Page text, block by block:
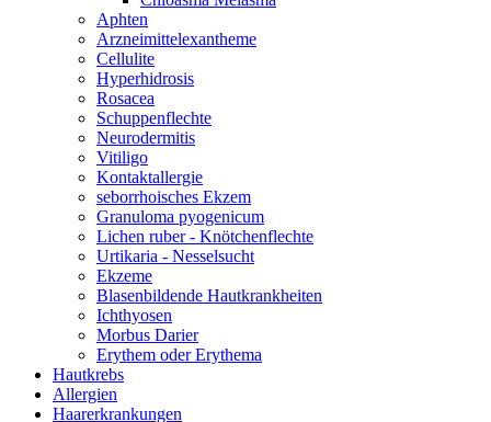
Aphten
Arzneimittelexantheme
Cellulite
Hyperhidrosis
Rosacea
Schuppenflechte
Neurodermitis
Vitiligo
Kontaktallergie
seborrhoisches Ekzem
Granuloma pyogenicum
Lichen ruber - Knötchenflechte
Urtikaria - Nesselsucht
Ekzeme
Blasenbildende Hautkrankheiten
Ichthyosen
Morbus Darier
Erythem oder Erythema
Hautkrebs
Allergien
Haarerkrankungen